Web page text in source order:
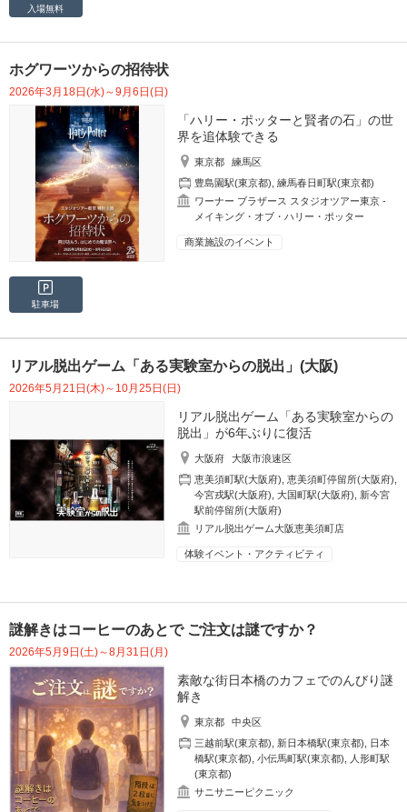
入場無料
ホグワーツからの招待状
2026年3月18日(水)～9月6日(日)
「ハリー・ポッターと賢者の石」の世
界を追体験できる
東京都
練馬区
豊島園駅(東京都) ,練馬春日町駅(東京都)
ワーナー ブラザース スタジオツアー東京 ‐
メイキング・オブ・ハリー・ポッター
商業施設のイベント
駐車場
リアル脱出ゲーム「ある実験室からの脱出」(大阪)
2026年5月21日(木)～10月25日(日)
リアル脱出ゲーム「ある実験室からの
脱出」が6年ぶりに復活
大阪府
大阪市浪速区
恵美須町駅(大阪府) ,恵美須町停留所(大阪府)
今宮戎駅(大阪府) ,大国町駅(大阪府)
新今宮
駅前停留所(大阪府)
リアル脱出ゲーム大阪恵美須町店
体験イベント・アクティビティ
謎解きはコーヒーのあとで ご注文は謎ですか？
2026年5月9日(土)～8月31日(月)
素敵な街日本橋のカフェでのんびり謎
解き
東京都
中央区
三越前駅(東京都)
新日本橋駅(東京都)
日本
橋駅(東京都) ,小伝馬町駅(東京都)
人形町駅
(東京都)
サニサニーピクニック